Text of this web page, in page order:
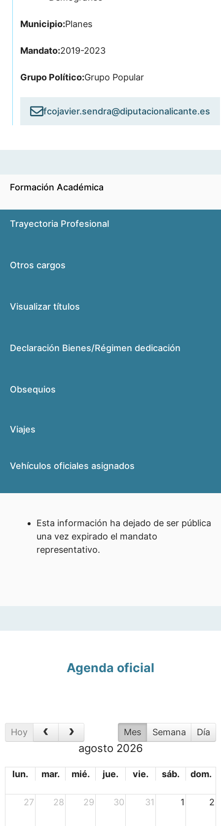
Municipio:Planes
Mandato:2019-2023
Grupo Político:Grupo Popular
fcojavier.sendra@diputacionalicante.es
Formación Académica
Trayectoria Profesional
Otros cargos
Visualizar títulos
Declaración Bienes/Régimen dedicación
Obsequios
Viajes
Vehículos oficiales asignados
Esta información ha dejado de ser pública
una vez expirado el mandato
representativo.
Agenda oficial
Hoy Mes Semana Día
agosto 2026
lun. mar. mié. jue. vie. sáb. dom.
27 28 29 30 31 1 2